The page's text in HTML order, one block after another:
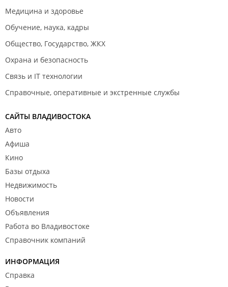
Медицина и здоровье
Обучение, наука, кадры
Общество, Государство, ЖКХ
Охрана и безопасность
Связь и IT технологии
Справочные, оперативные и экстренные службы
САЙТЫ ВЛАДИВОСТОКА
Авто
Афиша
Кино
Базы отдыха
Недвижимость
Новости
Объявления
Работа во Владивостоке
Справочник компаний
ИНФОРМАЦИЯ
Справка